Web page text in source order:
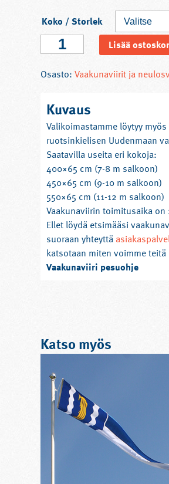
Koko / Storlek
Vimpel
med
Nylands
ruotsinkielinen
Uusimaa
vaakunalla
määrä
Lisää
Osasto: Vaakunaviirit ja
Kuvaus
Valikoimastamme löytyy myös
ruotsinkielisen Uudenmaan
Saatavilla useita eri kokoja:
400×65 cm (7-8 m salkoon)
450×65 cm (9-10 m salkoon)
550×65 cm (11-12 m salkoon)
Vaakunaviirin toimitusaika on
Ellet löydä etsimääsi
suoraan yhteyttä
katsotaan miten voimme teitä
Vaakunaviiri pesuohje
Isännänviiri on maakuntien
mukaisesti valmistettu
kiinnitys mahdollistaa niiden
liikkumisen tuulella.
yleensä omien sukujuurien
asuinkunnan mukaan tai
vain silmää miellyttävien
jos mieleisen isännänviirin
hankalalta, niin voit aina
Katso myös